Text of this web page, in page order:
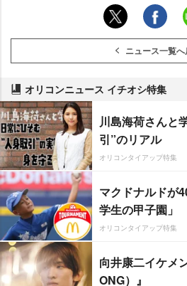
ニュース一覧へ
オリコンニュース イチオシ特集
川島海荷さんと
引”のリアル
オリコンタイアップ特集
マクドナルドが
学生の甲子園」
オリコンタイアップ特集
向井康二イケメ
ONG）』